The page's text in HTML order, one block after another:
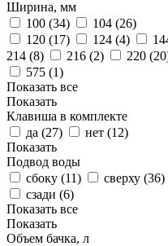
Ширина, мм
100 (34) 104 (26)
120 (17) 124 (4)
214 (8) 216 (2) 220 (20
575 (1)
Показать все
Показать
Клавиша в комплекте
да (27) нет (12)
Показать
Подвод воды
сбоку (11) сверху (36)
сзади (6)
Показать все
Показать
Объем бачка, л